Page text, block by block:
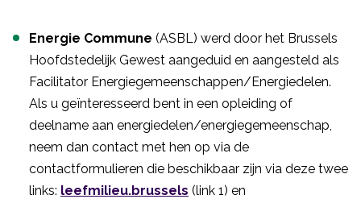
Energie Commune (ASBL) werd door het Brussels
Hoofdstedelijk Gewest aangeduid en aangesteld als
Facilitator Energiegemeenschappen/Energiedelen.
Als u geïnteresseerd bent in een opleiding of
deelname aan energiedelen/energiegemeenschap,
neem dan contact met hen op via de
contactformulieren die beschikbaar zijn via deze twee
links: leefmilieu.brussels (link 1) en